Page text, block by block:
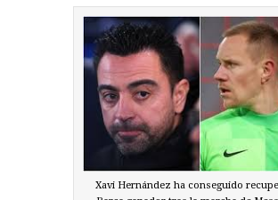
Xavi Hernández ha conseguido